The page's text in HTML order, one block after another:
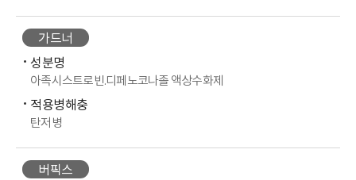
가드너
성분명
아족시스트로빈.디페노코나졸 액상수화제
적용병해충
탄저병
버픽스